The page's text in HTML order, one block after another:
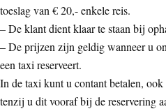
toeslag van € 20,- enkele reis.
– De klant dient klaar te staan bij
– De prijzen zijn geldig wanneer u
een taxi reserveert.
In de taxi kunt u contant betalen,
tenzij u dit vooraf bij de reservering